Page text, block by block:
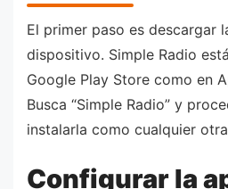
El primer paso es descargar
dispositivo. Simple Radio
Google Play Store como en
Busca “Simple Radio” y
instalarla como cualquier
Configurar la